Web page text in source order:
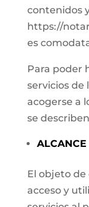
contenidos
https://
es
Para poder
servicios de
acogerse a
se
ALCANCE
El objeto
acceso y